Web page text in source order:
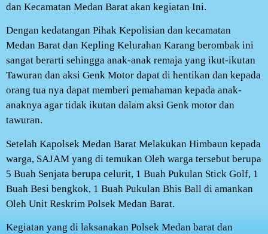
dan Kecamatan Medan Barat akan kegiatan Ini.
Dengan kedatangan Pihak Kepolisian dan kecamatan
Medan Barat dan Kepling Kelurahan Karang berombak ini
sangat berarti sehingga anak-anak remaja yang ikut-ikutan
Tawuran dan aksi Genk Motor dapat di hentikan dan kepada
orang tua nya dapat memberi pemahaman kepada anak-
anaknya agar tidak ikutan dalam aksi Genk motor dan
tawuran.
Setelah Kapolsek Medan Barat Melakukan Himbaun kepada
warga, SAJAM yang di temukan Oleh warga tersebut berupa
5 Buah Senjata berupa celurit, 1 Buah Pukulan Stick Golf, 1
Buah Besi bengkok, 1 Buah Pukulan Bhis Ball di amankan
Oleh Unit Reskrim Polsek Medan Barat.
Kegiatan yang di laksanakan Polsek Medan barat dan